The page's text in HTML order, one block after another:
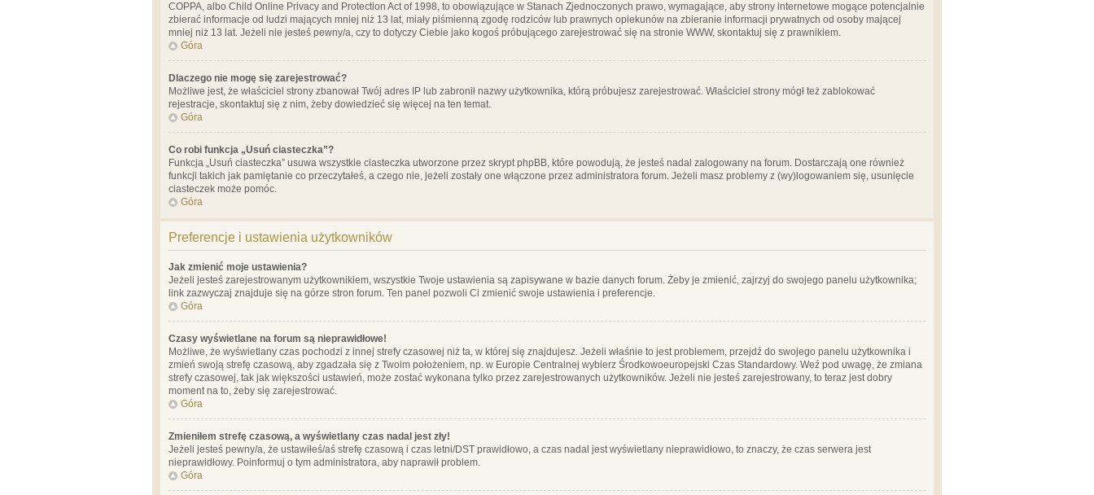
COPPA, albo Child Online Privacy and Protection Act of 1998, to obowiązujące w Stanach Zjednoczonych prawo, wymagające, aby strony internetowe mogące potencjalnie
zbierać informacje od ludzi mających mniej niż 13 lat, miały piśmienną zgodę rodziców lub prawnych opiekunów na zbieranie informacji prywatnych od osoby mającej
mniej niż 13 lat. Jeżeli nie jesteś pewny/a, czy to dotyczy Ciebie jako kogoś próbującego zarejestrować się na stronie WWW, skontaktuj się z prawnikiem.
Góra
Dlaczego nie mogę się zarejestrować?
Możliwe jest, że właściciel strony zbanował Twój adres IP lub zabronił nazwy użytkownika, którą próbujesz zarejestrować. Właściciel strony mógł też zablokować
rejestracje, skontaktuj się z nim, żeby dowiedzieć się więcej na ten temat.
Góra
Co robi funkcja „Usuń ciasteczka”?
Funkcja „Usuń ciasteczka” usuwa wszystkie ciasteczka utworzone przez skrypt phpBB, które powodują, że jesteś nadal zalogowany na forum. Dostarczają one również
funkcji takich jak pamiętanie co przeczytałeś, a czego nie, jeżeli zostały one włączone przez administratora forum. Jeżeli masz problemy z (wy)logowaniem się, usunięcie
ciasteczek może pomóc.
Góra
Preferencje i ustawienia użytkowników
Jak zmienić moje ustawienia?
Jeżeli jesteś zarejestrowanym użytkownikiem, wszystkie Twoje ustawienia są zapisywane w bazie danych forum. Żeby je zmienić, zajrzyj do swojego panelu użytkownika;
link zazwyczaj znajduje się na górze stron forum. Ten panel pozwoli Ci zmienić swoje ustawienia i preferencje.
Góra
Czasy wyświetlane na forum są nieprawidłowe!
Możliwe, że wyświetlany czas pochodzi z innej strefy czasowej niż ta, w której się znajdujesz. Jeżeli właśnie to jest problemem, przejdź do swojego panelu użytkownika i
zmień swoją strefę czasową, aby zgadzała się z Twoim położeniem, np. w Europie Centralnej wybierz Środkowoeuropejski Czas Standardowy. Weź pod uwagę, że zmiana
strefy czasowej, tak jak większości ustawień, może zostać wykonana tylko przez zarejestrowanych użytkowników. Jeżeli nie jesteś zarejestrowany, to teraz jest dobry
moment na to, żeby się zarejestrować.
Góra
Zmieniłem strefę czasową, a wyświetlany czas nadal jest zły!
Jeżeli jesteś pewny/a, że ustawiłeś/aś strefę czasową i czas letni/DST prawidłowo, a czas nadal jest wyświetlany nieprawidłowo, to znaczy, że czas serwera jest
nieprawidłowy. Poinformuj o tym administratora, aby naprawił problem.
Góra